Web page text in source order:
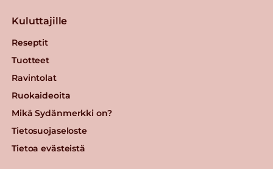
Kuluttajille
Reseptit
Tuotteet
Ravintolat
Ruokaideoita
Mikä Sydänmerkki on?
Tietosuojaseloste
Tietoa evästeistä